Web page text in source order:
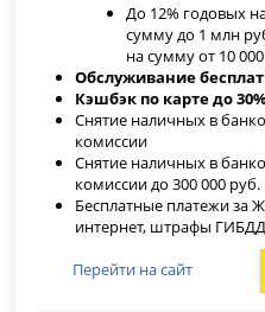
До 12% годовых
сумму до 1 млн
на сумму от 10
Обслуживание
Кэшбэк по карте до
Снятие наличных в
комиссии
Снятие наличных в
комиссии до 300 000 руб.
Бесплатные платежи за
интернет, штрафы
Перейти на сайт